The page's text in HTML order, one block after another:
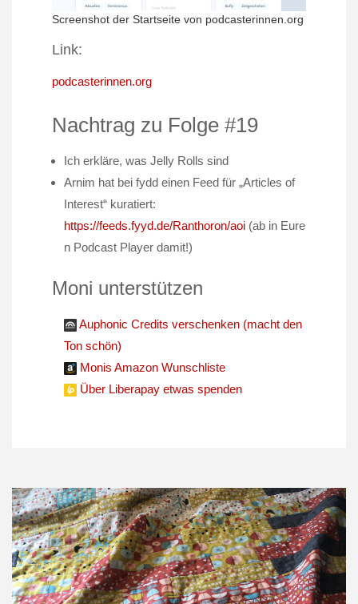
Screenshot der Startseite von podcasterinnen.org
Link:
podcasterinnen.org
Nachtrag zu Folge #19
Ich erkläre, was Jelly Rolls sind
Arnim hat bei fydd einen Feed für „Articles of
Interest“ kuratiert:
https://feeds.fyyd.de/Ranthoron/aoi (ab in Eure
n Podcast Player damit!)
Moni unterstützen
Auphonic Credits verschenken (macht den
Ton schön)
Monis Amazon Wunschliste
Über Liberapay etwas spenden